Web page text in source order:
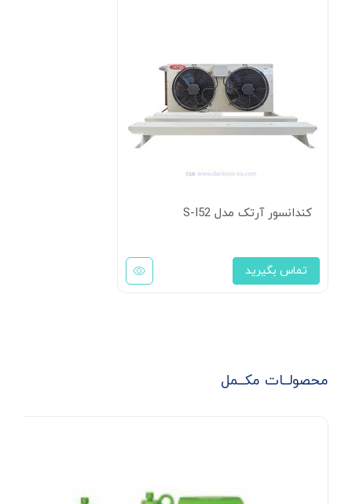
کندانسور آرتک مدل S-I52
تماس بگیرید
محصولــات مکــمل